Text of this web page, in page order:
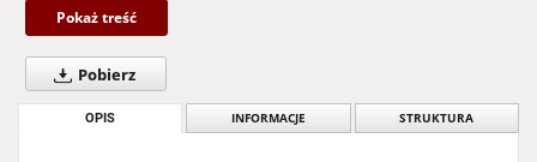
Pokaż treść
Pobierz
OPIS INFORMACJE STRUKTURA